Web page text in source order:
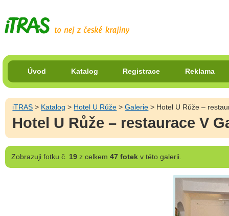
Úvod Katalog Registrace Reklama
iTRAS > Katalog > Hotel U Růže >Galerie > Hotel U Růže –
Hotel U Růže – restaurace V
Zobrazujifotku č. 19z celkem 47 fotekv této galerii.